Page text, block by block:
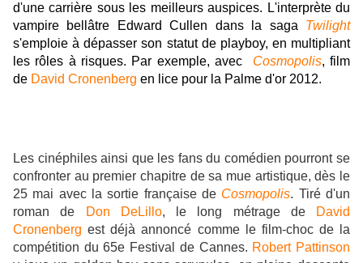
d'une carrière sous les meilleurs auspices. L'interprète du
vampire bellâtre Edward Cullen dans la saga Twilight
s'emploie à dépasser son statut de playboy, en multipliant
les rôles à risques. Par exemple, avec Cosmopolis, film
de David Cronenberg en lice pour la Palme d'or 2012.
Les cinéphiles ainsi que les fans du comédien pourront se
confronter au premier chapitre de sa mue artistique, dès le
25 mai avec la sortie française de Cosmopolis. Tiré d'un
roman de
Don DeLillo, le long métrage de
David
Cronenberg est déjà annoncé comme le film-choc de la
compétition du 65e Festival de Cannes. Robert Pattinson